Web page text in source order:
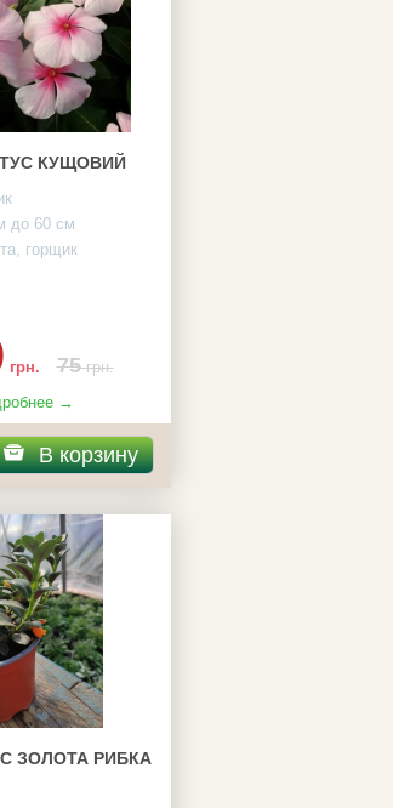
КУЩОВИЙ
до 60 см
горщик
грн. 75грн.
→
В корзину
ЗОЛОТА РИБКА